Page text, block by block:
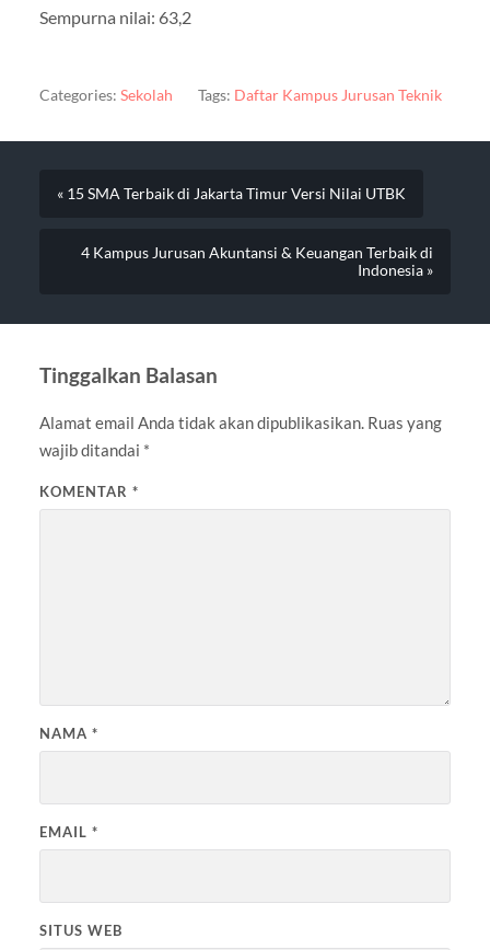
Sempurna nilai: 63,2
Categories: Sekolah Tags: Daftar Kampus Jurusan Teknik
« 15 SMA Terbaik di Jakarta Timur Versi Nilai UTBK
4 Kampus Jurusan Akuntansi & Keuangan Terbaik di
Indonesia »
Tinggalkan Balasan
Alamat email Anda tidak akan dipublikasikan. Ruas yang
wajib ditandai *
KOMENTAR *
NAMA *
EMAIL *
SITUS WEB